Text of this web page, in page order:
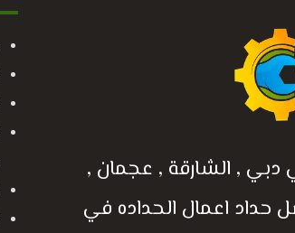
دبي , الشارقة , عجمان ,
حداد اعمال الحداده في